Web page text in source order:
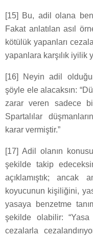
[15] Bu, adil olana
Fakat anlatılan asıl
kötülük yapanları
yapanlara karşılık iyilik
[16] Neyin adil
şöyle ele alacaksın:
zarar veren sadece
Spartalılar
karar vermiştir.”
[17] Adil olanın
şekilde takip
açıklamıştık; ancak
koyucunun kişiliğini,
yasaya benzetme
şekilde olabilir: “Yasa
cezalarla